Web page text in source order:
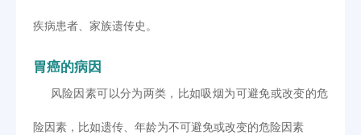
疾病患者、家族遗传史。
胃癌的病因
风险因素可以分为两类，比如吸烟为可避免或改变的危
险因素，比如遗传、年龄为不可避免或改变的危险因素